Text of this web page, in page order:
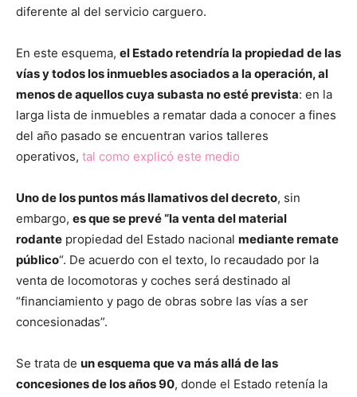
diferente al del servicio carguero.
En este esquema, el Estado retendría la propiedad de las
vías y todos los inmuebles asociados a la operación, al
menos de aquellos cuya subasta no esté prevista: en la
larga lista de inmuebles a rematar dada a conocer a fines
del año pasado se encuentran varios talleres
operativos, tal como explicó este medio
Uno de los puntos más llamativos del decreto, sin
embargo, es que se prevé “la venta del material
rodante propiedad del Estado nacional mediante remate
público“. De acuerdo con el texto, lo recaudado por la
venta de locomotoras y coches será destinado al
“financiamiento y pago de obras sobre las vías a ser
concesionadas”.
Se trata de un esquema que va más allá de las
concesiones de los años 90, donde el Estado retenía la